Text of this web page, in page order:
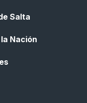
Salta
Nación